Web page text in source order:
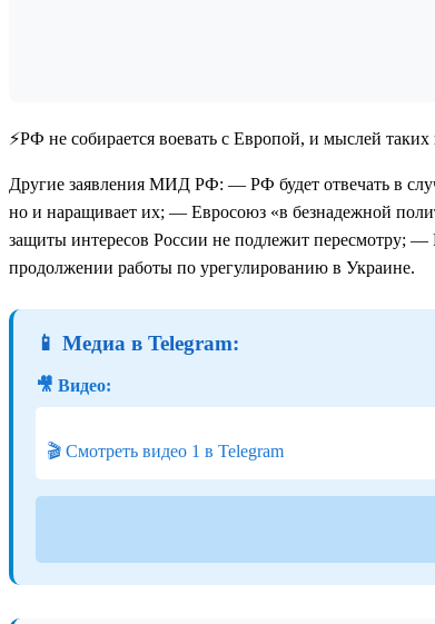
⚡️РФ не собирается воевать с Европой, и мыслей
Другие заявления МИД РФ: — РФ будет отвечать в
но и наращивает их; — Евросоюз «в безнадежной
защиты интересов России не подлежит
продолжении работы по урегулированию в Украине.
📱 Медиа в Telegram:
🎥 Видео:
🎬 Смотреть видео 1 в Telegram